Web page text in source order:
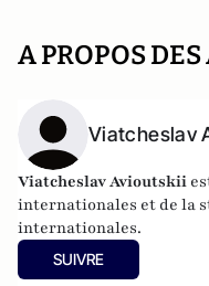
A PROPOS
Viatcheslav
Viatcheslav Avioutskii
internationales et de la
internationales.
SUIVRE